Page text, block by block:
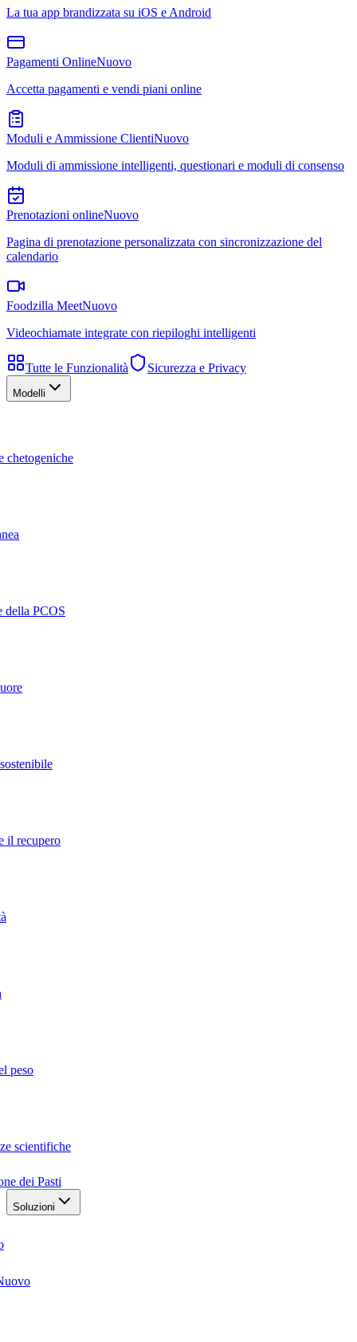
La tua app brandizzata su iOS e Android
Pagamenti OnlineNuovo
Accetta pagamenti e vendi piani online
Moduli e Ammissione ClientiNuovo
Moduli di ammissione intelligenti, questionari e moduli di consenso
Prenotazioni onlineNuovo
Pagina di prenotazione personalizzata con sincronizzazione del
calendario
Foodzilla MeetNuovo
Videochiamate integrate con riepiloghi intelligenti
Tutte le Funzionalità Sicurezza e Privacy
Modelli
chetogeniche
della PCOS
il recupero
peso
scientifiche
dei Pasti
Soluzioni